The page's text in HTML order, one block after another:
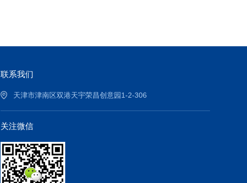
联系我们
天津市津南区双港天宇荣昌创意园1-2-306
关注微信